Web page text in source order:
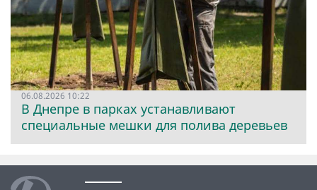
06.08.2026 10:22
В Днепре в парках устанавливают
специальные мешки для полива деревьев